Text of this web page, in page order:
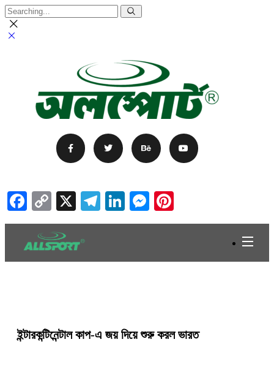
Facebook
Copy
Link
X Telegram
LinkedIn
Messenger
ইন্টারকন্টিনেন্টাল কাপ-এ জয় দিয়ে শুরু করল ভারত